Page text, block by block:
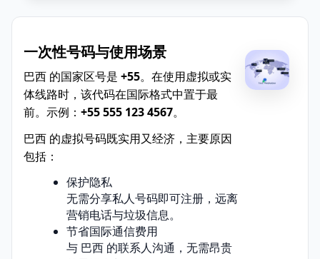
一次性号码与使用场景
巴西 的国家区号是 +55。在使用虚拟或实
体线路时，该代码在国际格式中置于最
前。示例： +55 555 123 4567。
巴西 的虚拟号码既实用又经济，主要原因
包括：
保护隐私
无需分享私人号码即可注册，远离
营销电话与垃圾信息。
节省国际通信费用
与 巴西 的联系人沟通，无需昂贵